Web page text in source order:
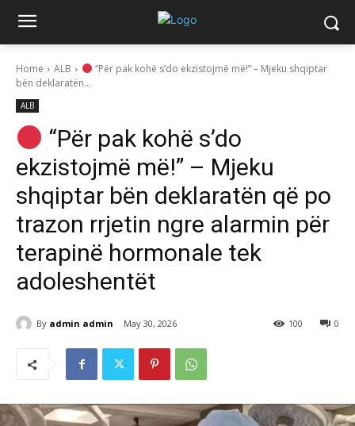
Home ALB
“Për pak kohë s’do ekzistojmë më!” – Mjeku shqiptar
bën deklaratën...
ALB
“Për pak kohë s’do
ekzistojmë më!” – Mjeku
shqiptar bën deklaratën që po
trazon rrjetin ngre alarmin për
terapinë hormonale tek
adoleshentët
By admin admin May 30, 2026 0
100